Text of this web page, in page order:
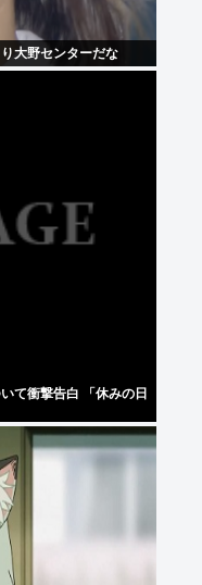
大野センターだな
て衝撃告白 「休みの日